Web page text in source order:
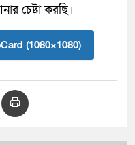
চেষ্টা করছি।
(1080×1080)